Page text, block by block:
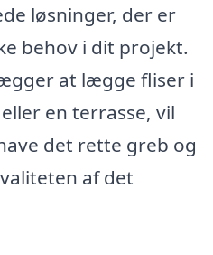
løsninger, der er
behov i dit projekt.
at lægge fliser i
en terrasse, vil
det rette greb og
af det